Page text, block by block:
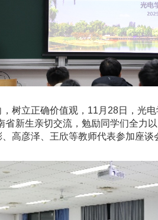
树立正确价值观，11月28日，光
新生亲切交流，勉励同学们全力
高彦泽、王欣等教师代表参加座谈